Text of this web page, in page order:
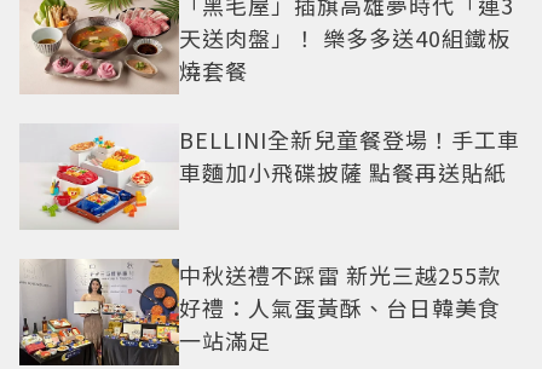
天送肉盤」！ 樂多多送40組鐵板
燒套餐
BELLINI全新兒童餐登場！手工車
車麵加小飛碟披薩 點餐再送貼紙
中秋送禮不踩雷 新光三越255款
好禮：人氣蛋黃酥、台日韓美食
一站滿足